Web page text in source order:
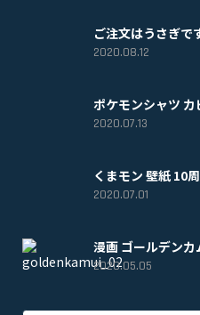
ご注文はうさぎで
2020.08.12
ポケモンシャツ カ
2020.07.13
くまモン 壁紙 10
2020.07.01
漫画 ゴールデン
2020.05.05